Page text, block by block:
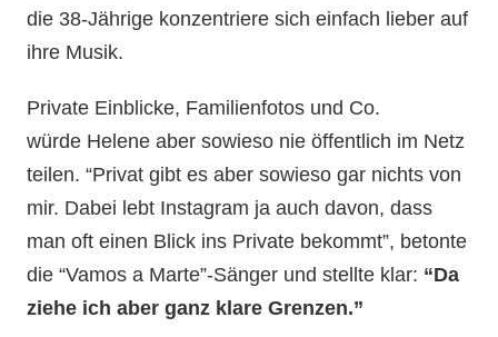
die 38-Jährige konzentriere sich einfach lieber auf
ihre Musik.
Private Einblicke, Familienfotos und Co.
würde Helene aber sowieso nie öffentlich im Netz
teilen. “Privat gibt es aber sowieso gar nichts von
mir. Dabei lebt Instagram ja auch davon, dass
man oft einen Blick ins Private bekommt”, betonte
die “Vamos a Marte”-Sänger und stellte klar: “Da
ziehe ich aber ganz klare Grenzen.”